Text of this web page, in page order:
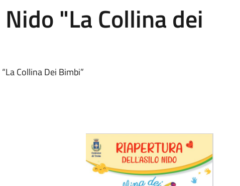
"La Collina dei
Collina Dei Bimbi”